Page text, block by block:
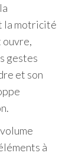
la motricité
ouvre,
gestes
et son
à